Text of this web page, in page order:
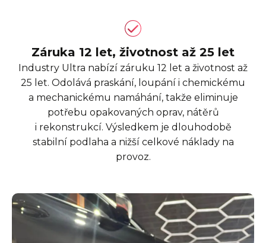
Záruka 12 let, životnost až 25 let
Industry Ultra nabízí záruku 12 let a životnost až
25 let. Odolává praskání, loupání i chemickému
a mechanickému namáhání, takže eliminuje
potřebu opakovaných oprav, nátěrů
i rekonstrukcí. Výsledkem je dlouhodobě
stabilní podlaha a nižší celkové náklady na
provoz.